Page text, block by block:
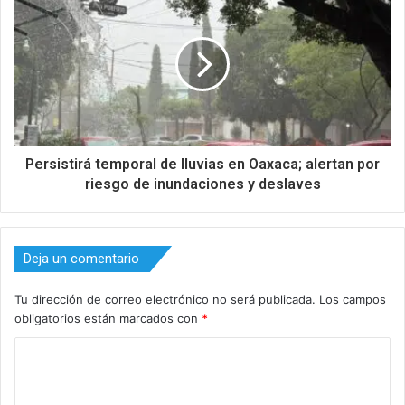
Persistirá temporal de lluvias en Oaxaca; alertan por
riesgo de inundaciones y deslaves
Deja un comentario
Tu dirección de correo electrónico no será publicada. Los campos
obligatorios están marcados con *